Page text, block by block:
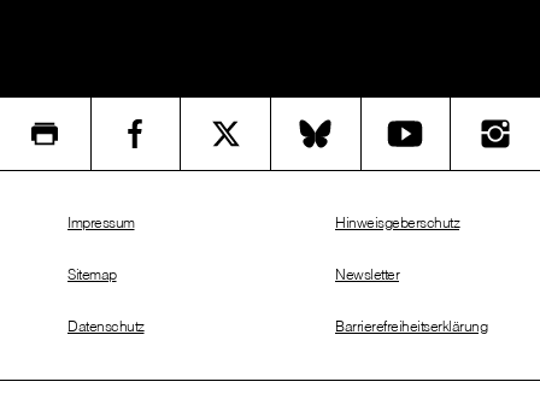
Impressum
Sitemap
Datenschutz
Hinweisgeberschutz
Newsletter
Barrierefreiheitserklärung